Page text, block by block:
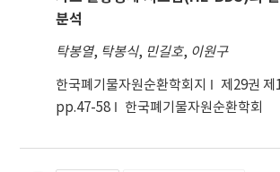
분석
탁봉열, 탁봉식, 민길호, 이원구
한국폐기물자원순환학회지
제29권 제
pp.47-58
한국폐기물자원순환학회